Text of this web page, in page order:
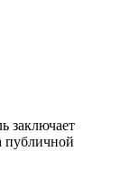
заключает
публичной